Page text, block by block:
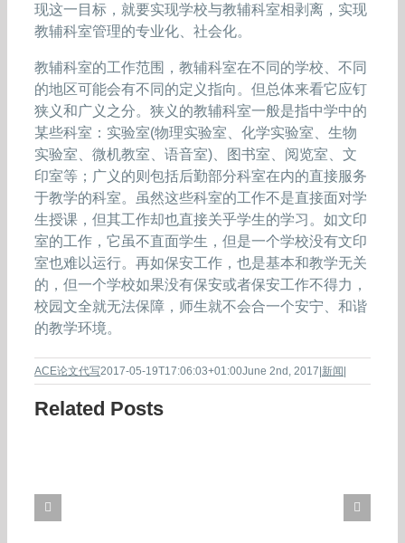
现这一目标，就要实现学校与教辅科室相剥离，实现
教辅科室管理的专业化、社会化。
教辅科室的工作范围，教辅科室在不同的学校、不同
的地区可能会有不同的定义指向。但总体来看它应钉
狭义和广义之分。狭义的教辅科室一般是指中学中的
某些科室：实验室(物理实验室、化学实验室、生物
实验室、微机教室、语音室)、图书室、阅览室、文
印室等；广义的则包括后勤部分科室在内的直接服务
于教学的科室。虽然这些科室的工作不是直接面对学
生授课，但其工作却也直接关乎学生的学习。如文印
室的工作，它虽不直面学生，但是一个学校没有文印
室也难以运行。再如保安工作，也是基本和教学无关
的，但一个学校如果没有保安或者保安工作不得力，
校园文全就无法保障，师生就不会合一个安宁、和谐
的教学环境。
ACE论文代写2017-05-19T17:06:03+01:00June 2nd, 2017|新闻|
Related Posts